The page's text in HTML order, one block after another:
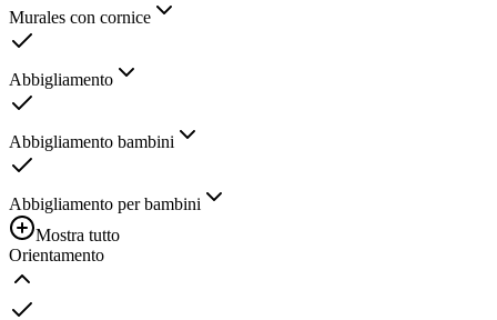
Murales con cornice
Abbigliamento
Abbigliamento bambini
Abbigliamento per bambini
Mostra tutto
Orientamento